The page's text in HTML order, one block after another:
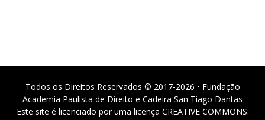
Todos os Direitos Reservados © 2017-2026 • Fundação
Academia Paulista de Direito e Cadeira San Tiago Dantas
Este site é licenciado por uma licença CREATIVE COMMONS: